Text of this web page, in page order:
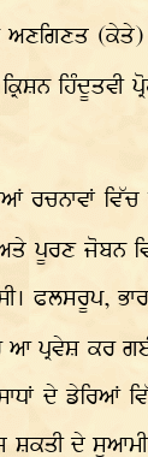
ਅਣਗਿਣਤ
ਹਿੰਦੂਤਵੀ
ਰਚਨਾਵਾਂ
ਪੂਰਣ ਜੋਬਨ
ਫਲਸਰੂਪ,
ਪ੍ਰਵੇਸ਼ ਕਰ
ਦੇ ਡੇਰਿਆਂ
ਸ਼ਕਤੀ ਦੇ